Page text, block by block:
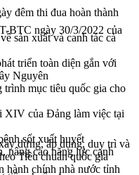
đêm thi đua hoàn thành
sản xuất và canh tác cà
triển toàn diện gắn với
Nguyên
trình mục tiêu quốc gia cho
XIV của Đảng làm việc tại
sốt xuất huyết
nâng cao năng lực cạnh
BTC ngày 30/3/2022 của
dựng, áp dụng, duy trì và
Tiêu chuẩn quốc gia
hành chính nhà nước tỉnh